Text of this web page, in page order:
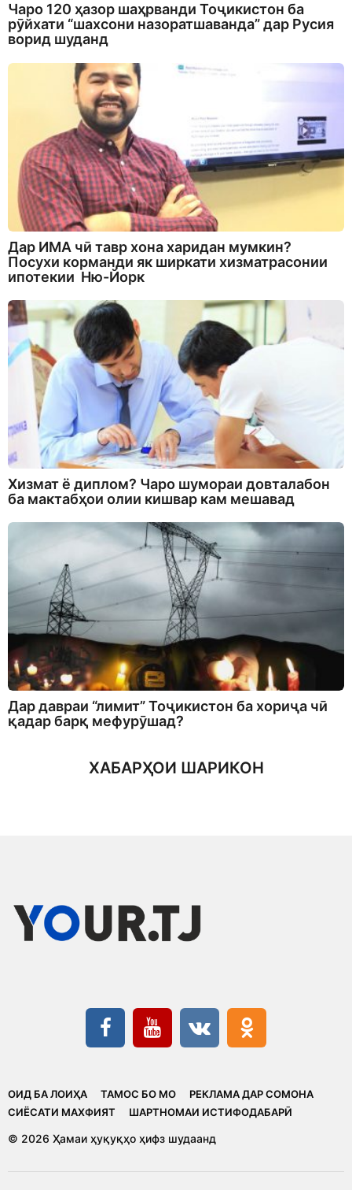
Чаро 120 ҳазор шаҳрванди Тоҷикистон ба
рӯйхати “шахсони назоратшаванда” дар Русия
ворид шуданд
Дар ИМА чӣ тавр хона харидан мумкин?
Посухи корманди як ширкати хизматрасонии
ипотекии Ню-Йорк
Хизмат ё диплом? Чаро шумораи довталабон
ба мактабҳои олии кишвар кам мешавад
Дар давраи “лимит” Тоҷикистон ба хориҷа чӣ
қадар барқ мефурӯшад?
ХАБАРҲОИ ШАРИКОН
ОИД БА ЛОИҲА ТАМОС БО МО
РЕКЛАМА ДАР СОМОНА
CИЁСАТИ МАХФИЯТ
ШАРТНОМАИ ИСТИФОДАБАРӢ
© 2026 Ҳамаи ҳуқуқҳо ҳифз шудаанд